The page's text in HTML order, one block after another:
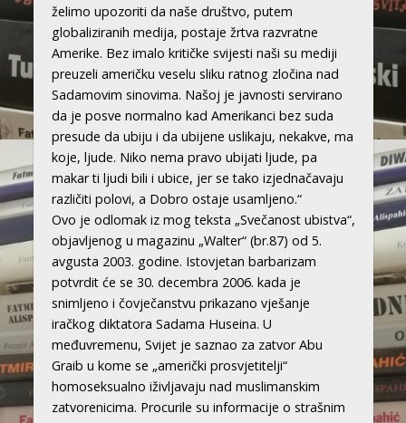
želimo upozoriti da naše društvo, putem
globaliziranih medija, postaje žrtva razvratne
Amerike. Bez imalo kritičke svijesti naši su mediji
preuzeli američku veselu sliku ratnog zločina nad
Sadamovim sinovima. Našoj je javnosti servirano
da je posve normalno kad Amerikanci bez suda
presude da ubiju i da ubijene uslikaju, nekakve, ma
koje, ljude. Niko nema pravo ubijati ljude, pa
makar ti ljudi bili i ubice, jer se tako izjednačavaju
različiti polovi, a Dobro ostaje usamljeno.“
Ovo je odlomak iz mog teksta „Svečanost ubistva“,
objavljenog u magazinu „Walter“ (br.87) od 5.
avgusta 2003. godine. Istovjetan barbarizam
potvrdit će se 30. decembra 2006. kada je
snimljeno i čovječanstvu prikazano vješanje
iračkog diktatora Sadama Huseina. U
međuvremenu, Svijet je saznao za zatvor Abu
Graib u kome se „američki prosvjetitelji“
homoseksualno iživljavaju nad muslimanskim
zatvorenicima. Procurile su informacije o strašnim